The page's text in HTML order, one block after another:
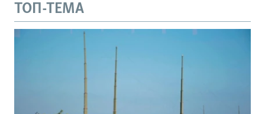
ТОП-ТЕМА